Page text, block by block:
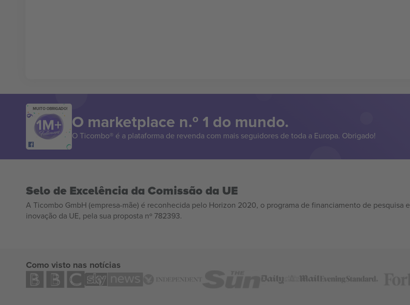
MUITO OBRIGADO!
O marketplace n.º 1 do mundo.
O Ticombo® é a plataforma de revenda com mais seguidores de toda a Europa. Obrigado!
Selo de Excelência da Comissão da UE
A Ticombo GmbH (empresa-mãe) é reconhecida pelo Horizon 2020, o programa de financiamento de pesquisa e
inovação da UE, pela sua proposta nº 782393.
Como visto nas notícias